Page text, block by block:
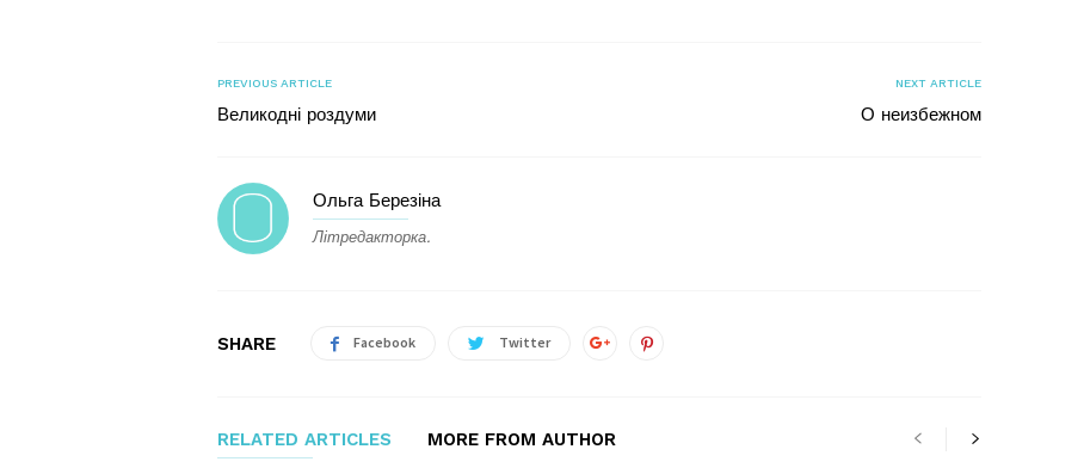
PREVIOUS ARTICLE
Великодні роздуми
NEXT ARTICLE
О неизбежном
Ольга Березіна
Літредакторка.
SHARE Facebook Twitter
RELATED ARTICLES MORE FROM AUTHOR